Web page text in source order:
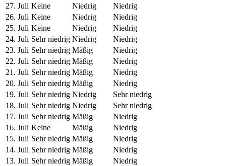
27. Juli Keine Niedrig
Niedrig
26. Juli Keine Niedrig
Niedrig
25. Juli Keine Niedrig
Niedrig
24. Juli Sehr niedrig Niedrig
Niedrig
23. Juli Sehr niedrig Mäßig
Niedrig
22. Juli Sehr niedrig Mäßig
Niedrig
21. Juli Sehr niedrig Mäßig
Niedrig
20. Juli Sehr niedrig Mäßig
Niedrig
19. Juli Sehr niedrig Niedrig
Sehr niedrig
18. Juli Sehr niedrig Niedrig
Sehr niedrig
17. Juli Sehr niedrig Mäßig
Niedrig
16. Juli Keine Mäßig
Niedrig
15. Juli Sehr niedrig Mäßig
Niedrig
14. Juli Sehr niedrig Mäßig
Niedrig
13. Juli Sehr niedrig Mäßig
Niedrig